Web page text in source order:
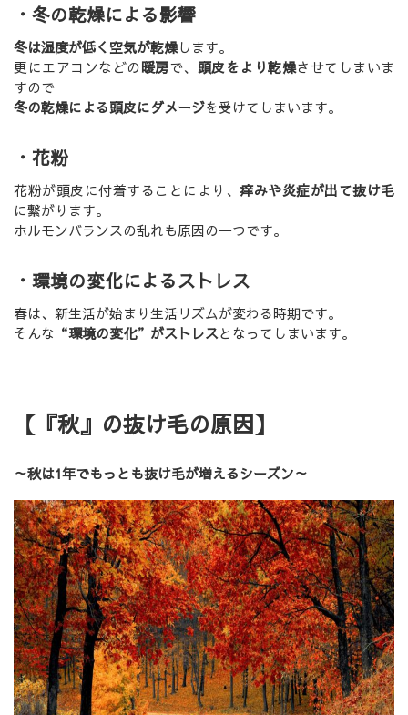
・冬の乾燥による影響
冬は湿度が低く空気が乾燥します。
更にエアコンなどの暖房で、 頭皮をより乾燥させてしまいま
すので
冬の乾燥による頭皮にダメージを受けてしまいます。
・花粉
花粉が頭皮に付着することにより、 痒みや炎症が出て抜け毛
に繋がります。
ホルモンバランスの乱れも原因の一つです。
・環境の変化によるストレス
春は、新生活が始まり生活リズムが変わる時期です。
そんな “環境の変化”がストレスとなってしまいます。
【『秋』の抜け毛の原因】
～秋は1年でもっとも抜け毛が増えるシーズン～